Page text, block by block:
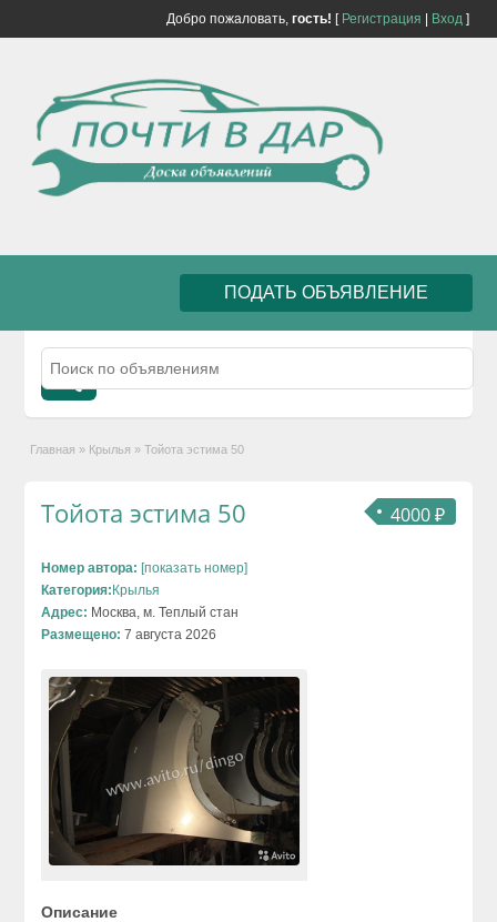
Добро пожаловать, гость! [ Регистрация Вход]
ПОДАТЬ ОБЪЯВЛЕНИЕ
Главная » Крылья » Тойота эстима 50
4000 ₽
Тойота эстима 50
Номер автора: [показать номер]
Категория: Крылья
Адрес: Москва, м. Теплый стан
Размещено: 7 августа 2026
Описание